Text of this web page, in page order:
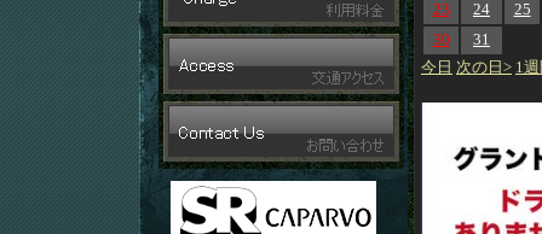
23
24
25
30
31
今日 次の日> 1